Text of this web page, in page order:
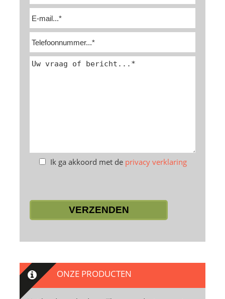
Ik ga akkoord met de privacy verklaring
leeg.
ONZE PRODUCTEN